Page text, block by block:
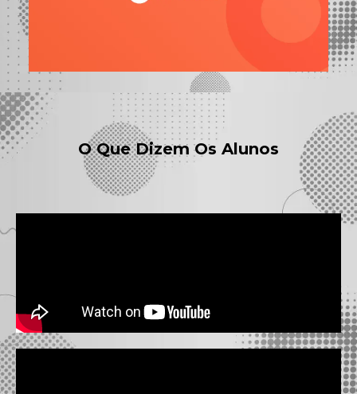
O Que Dizem Os Alunos